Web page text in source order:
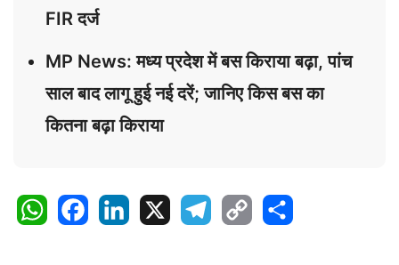
FIR दर्ज
MP News: मध्य प्रदेश में बस किराया बढ़ा, पांच
साल बाद लागू हुई नई दरें; जानिए किस बस का
कितना बढ़ा किराया